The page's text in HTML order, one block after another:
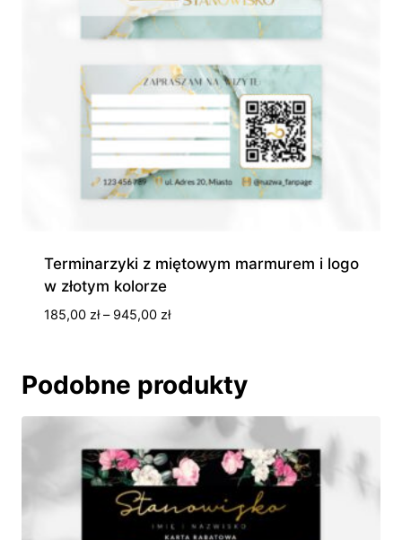
Terminarzyki z miętowym marmurem i logo
w złotym kolorze
185,00 zł – 945,00 złZakres
185,00 zł
do
945,00 zł
Podobne produkty